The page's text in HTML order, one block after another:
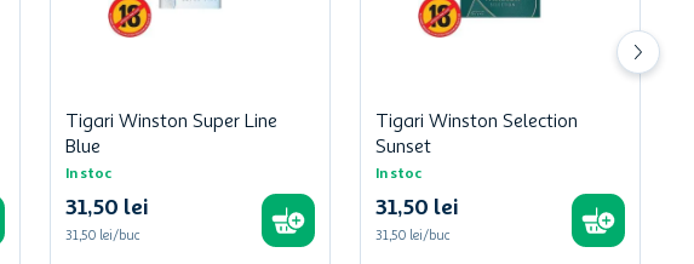
Tigari Winston Super Line
Blue
In stoc
31,50 lei
31,50 lei/buc
Tigari Winston Selection
Sunset
In stoc
31,50 lei
31,50 lei/buc